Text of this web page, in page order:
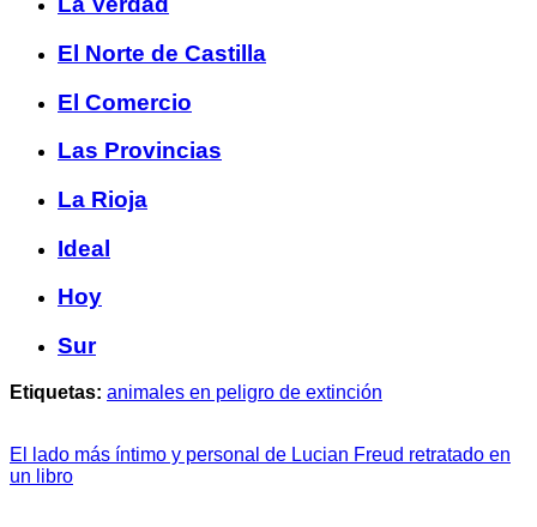
El Norte de Castilla
El Comercio
Las Provincias
La Rioja
Ideal
Hoy
Sur
Etiquetas: animales en peligro de extinción
El lado más íntimo y personal de Lucian Freud retratado en
un libro